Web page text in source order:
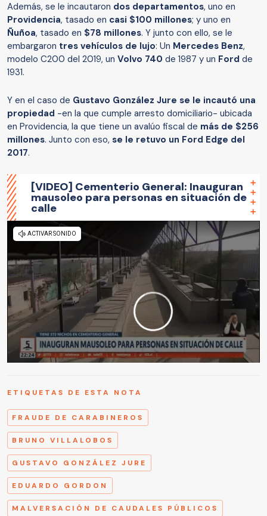
Además, se le incautaron dos departamentos, uno en
Providencia, tasado en casi $100 millones; y uno en
Ñuñoa, tasado en $78 millones. Y junto con ello, se le
embargaron tres vehículos de lujo: Un Mercedes Benz,
modelo C200 del 2019, un Volvo 740 de 1987 y un Ford de
1931.
Y en el caso de Gustavo González Jure se le incautó una
propiedad -en la que cumple arresto domiciliario- ubicada
en Providencia, la que tiene un avalúo fiscal de más de $256
millones. Junto con eso, se le retuvo un Ford Edge del
2017.
[VIDEO] Cementerio General: Inauguran
mausoleo para personas en situación de
calle
ETIQUETAS DE ESTA NOTA
FRAUDE DE CARABINEROS
BRUNO VILLALOBOS
GUSTAVO GONZÁLEZ JURE
EDUARDO GORDON
MALVERSACIÓN DE CAUDALES PÚBLICOS